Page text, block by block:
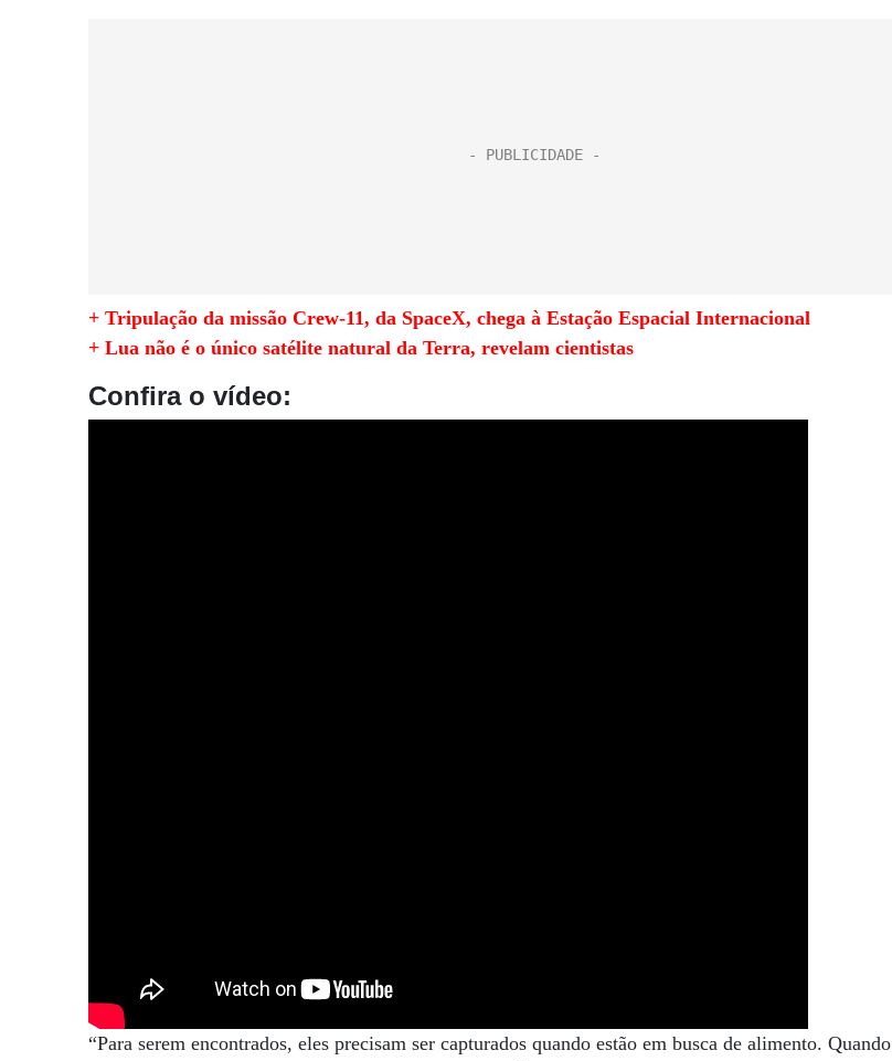
+ Tripulação da missão Crew-11, da SpaceX, chega à Estação Espacial Internacional
+ Lua não é o único satélite natural da Terra, revelam cientistas
Confira o vídeo:
“Para serem encontrados, eles precisam ser capturados quando estão em busca de alimento. Quando